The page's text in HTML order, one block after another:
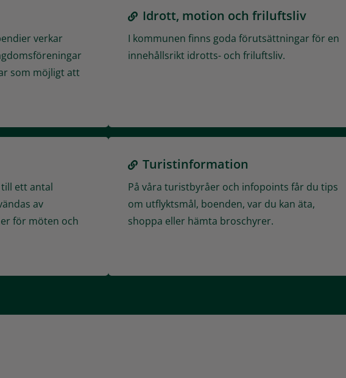
verkar
som möjligt att
Idrott, motion och friluftsliv
I kommunen finns goda förutsättningar för en
innehållsrikt idrotts- och friluftsliv.
ett antal
av
för möten och
Turistinformation
På våra turistbyråer och infopoints får du tips
om utflyktsmål, boenden, var du kan äta,
shoppa eller hämta broschyrer.